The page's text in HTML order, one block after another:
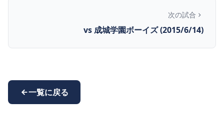
次の試合
vs 成城学園ボーイズ (2015/6/14)
一覧に戻る